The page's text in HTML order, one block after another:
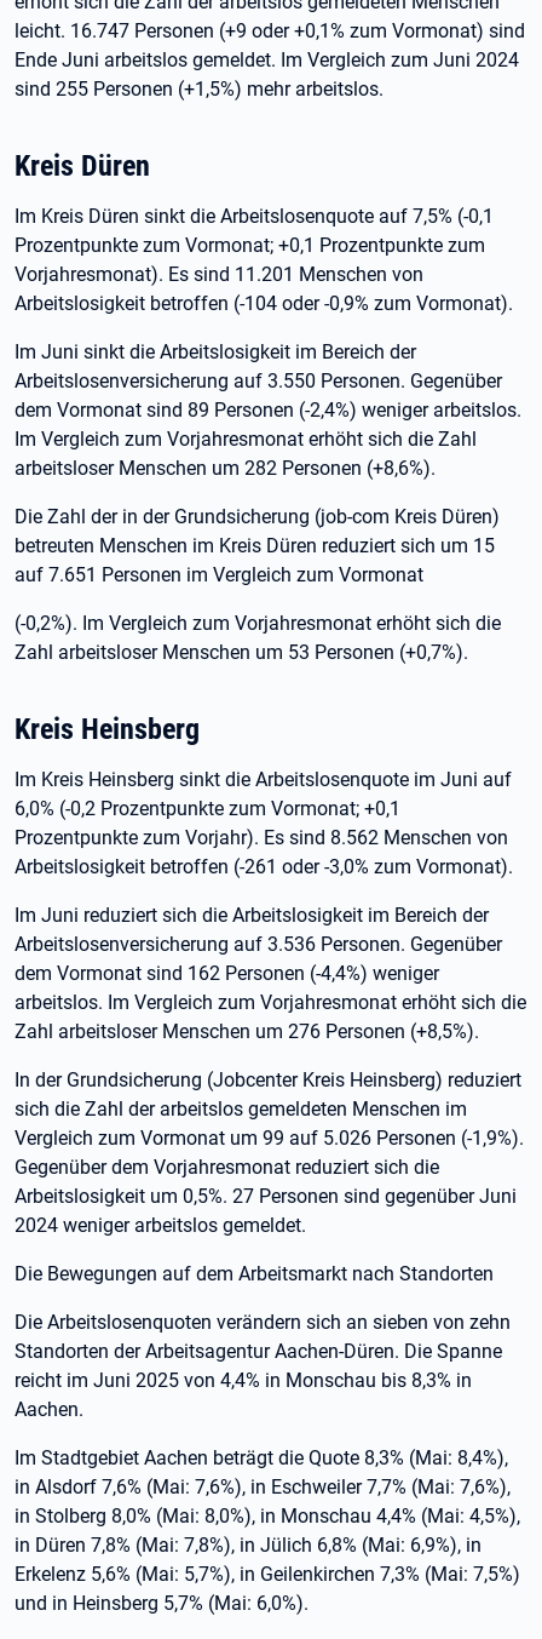
leicht. 16.747 Personen (+9 oder +0,1% zum Vormonat) sind
Ende Juni arbeitslos gemeldet. Im Vergleich zum Juni 2024
sind 255 Personen (+1,5%) mehr arbeitslos.
Kreis Düren
Im Kreis Düren sinkt die Arbeitslosenquote auf 7,5% (-0,1
Prozentpunkte zum Vormonat; +0,1 Prozentpunkte zum
Vorjahresmonat). Es sind 11.201 Menschen von
Arbeitslosigkeit betroffen (-104 oder -0,9% zum Vormonat).
Im Juni sinkt die Arbeitslosigkeit im Bereich der
Arbeitslosenversicherung auf 3.550 Personen. Gegenüber
dem Vormonat sind 89 Personen (-2,4%) weniger arbeitslos.
Im Vergleich zum Vorjahresmonat erhöht sich die Zahl
arbeitsloser Menschen um 282 Personen (+8,6%).
Die Zahl der in der Grundsicherung (job-com Kreis Düren)
betreuten Menschen im Kreis Düren reduziert sich um 15
auf 7.651 Personen im Vergleich zum Vormonat
(-0,2%). Im Vergleich zum Vorjahresmonat erhöht sich die
Zahl arbeitsloser Menschen um 53 Personen (+0,7%).
Kreis Heinsberg
Im Kreis Heinsberg sinkt die Arbeitslosenquote im Juni auf
6,0% (-0,2 Prozentpunkte zum Vormonat; +0,1
Prozentpunkte zum Vorjahr). Es sind 8.562 Menschen von
Arbeitslosigkeit betroffen (-261 oder -3,0% zum Vormonat).
Im Juni reduziert sich die Arbeitslosigkeit im Bereich der
Arbeitslosenversicherung auf 3.536 Personen. Gegenüber
dem Vormonat sind 162 Personen (-4,4%) weniger
arbeitslos. Im Vergleich zum Vorjahresmonat erhöht sich die
Zahl arbeitsloser Menschen um 276 Personen (+8,5%).
In der Grundsicherung (Jobcenter Kreis Heinsberg) reduziert
sich die Zahl der arbeitslos gemeldeten Menschen im
Vergleich zum Vormonat um 99 auf 5.026 Personen (-1,9%).
Gegenüber dem Vorjahresmonat reduziert sich die
Arbeitslosigkeit um 0,5%. 27 Personen sind gegenüber Juni
2024 weniger arbeitslos gemeldet.
Die Bewegungen auf dem Arbeitsmarkt nach Standorten
Die Arbeitslosenquoten verändern sich an sieben von zehn
Standorten der Arbeitsagentur Aachen-Düren. Die Spanne
reicht im Juni 2025 von 4,4% in Monschau bis 8,3% in
Aachen.
Im Stadtgebiet Aachen beträgt die Quote 8,3% (Mai: 8,4%),
in Alsdorf 7,6% (Mai: 7,6%), in Eschweiler 7,7% (Mai: 7,6%),
in Stolberg 8,0% (Mai: 8,0%), in Monschau 4,4% (Mai: 4,5%),
in Düren 7,8% (Mai: 7,8%), in Jülich 6,8% (Mai: 6,9%), in
Erkelenz 5,6% (Mai: 5,7%), in Geilenkirchen 7,3% (Mai: 7,5%)
und in Heinsberg 5,7% (Mai: 6,0%).